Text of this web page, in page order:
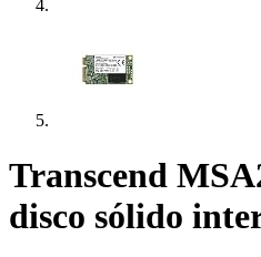
Transcend
disco sólido